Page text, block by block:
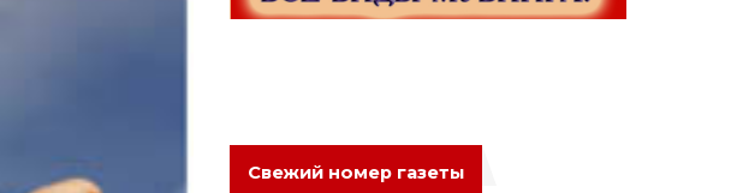
Свежий номер газеты